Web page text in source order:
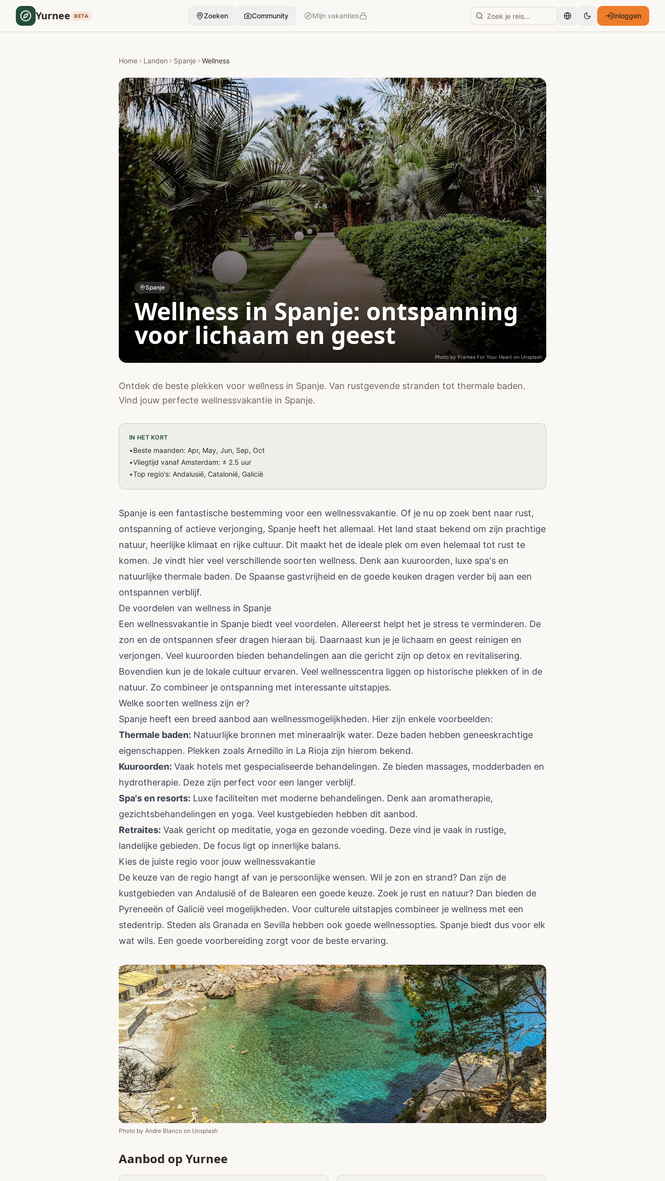
Yurnee BETA Zoeken Community Mijn vakanties Nederlands Inloggen
Home Landen Spanje Wellness
Spanje
Wellness in Spanje: ontspanning
voor lichaam en geest
Photo by Frames For Your Heart on Unsplash
Ontdek de beste plekken voor wellness in Spanje. Van rustgevende stranden tot thermale baden.
Vind jouw perfecte wellnessvakantie in Spanje.
IN HET KORT
•Beste maanden: Apr, May, Jun, Sep, Oct
•Vliegtijd vanaf Amsterdam: ± 2.5 uur
•Top regio's: Andalusië, Catalonië, Galicië
Spanje is een fantastische bestemming voor een wellnessvakantie. Of je nu op zoek bent naar rust,
ontspanning of actieve verjonging, Spanje heeft het allemaal. Het land staat bekend om zijn prachtige
natuur, heerlijke klimaat en rijke cultuur. Dit maakt het de ideale plek om even helemaal tot rust te
komen. Je vindt hier veel verschillende soorten wellness. Denk aan kuuroorden, luxe spa's en
natuurlijke thermale baden. De Spaanse gastvrijheid en de goede keuken dragen verder bij aan een
ontspannen verblijf.
De voordelen van wellness in Spanje
Een wellnessvakantie in Spanje biedt veel voordelen. Allereerst helpt het je stress te verminderen. De
zon en de ontspannen sfeer dragen hieraan bij. Daarnaast kun je je lichaam en geest reinigen en
verjongen. Veel kuuroorden bieden behandelingen aan die gericht zijn op detox en revitalisering.
Bovendien kun je de lokale cultuur ervaren. Veel wellnesscentra liggen op historische plekken of in de
natuur. Zo combineer je ontspanning met interessante uitstapjes.
Welke soorten wellness zijn er?
Spanje heeft een breed aanbod aan wellnessmogelijkheden. Hier zijn enkele voorbeelden:
Thermale baden: Natuurlijke bronnen met mineraalrijk water. Deze baden hebben geneeskrachtige
eigenschappen. Plekken zoals Arnedillo in La Rioja zijn hierom bekend.
Kuuroorden: Vaak hotels met gespecialiseerde behandelingen. Ze bieden massages, modderbaden en
hydrotherapie. Deze zijn perfect voor een langer verblijf.
Spa's en resorts: Luxe faciliteiten met moderne behandelingen. Denk aan aromatherapie,
gezichtsbehandelingen en yoga. Veel kustgebieden hebben dit aanbod.
Retraites: Vaak gericht op meditatie, yoga en gezonde voeding. Deze vind je vaak in rustige,
landelijke gebieden. De focus ligt op innerlijke balans.
Kies de juiste regio voor jouw wellnessvakantie
De keuze van de regio hangt af van je persoonlijke wensen. Wil je zon en strand? Dan zijn de
kustgebieden van Andalusië of de Balearen een goede keuze. Zoek je rust en natuur? Dan bieden de
Pyreneeën of Galicië veel mogelijkheden. Voor culturele uitstapjes combineer je wellness met een
stedentrip. Steden als Granada en Sevilla hebben ook goede wellnessopties. Spanje biedt dus voor elk
wat wils. Een goede voorbereiding zorgt voor de beste ervaring.
Photo by Andre Blanco on Unsplash
Aanbod op Yurnee